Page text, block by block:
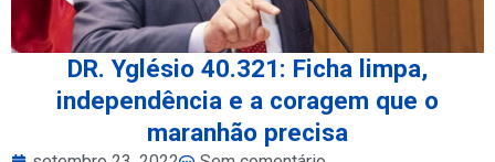
DR. Yglésio 40.321: Ficha limpa,
independência e a coragem que o
maranhão precisa